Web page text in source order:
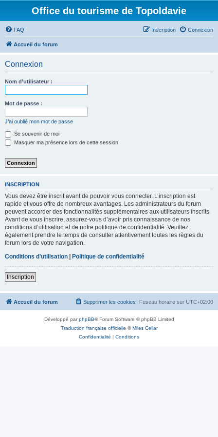
Office du tourisme de Topoldavie
FAQ Connexion
Inscription
Accueil du forum
Connexion
Nom d’utilisateur :
Mot de passe :
J’ai oublié mon mot de passe
Se souvenir de moi
Masquer ma présence lors de cette session
INSCRIPTION
Vous devez être inscrit avant de pouvoir vous connecter. L’inscription est
rapide et vous offre de nombreux avantages. Les administrateurs du forum
peuvent accorder des fonctionnalités supplémentaires aux utilisateurs inscrits.
Avant de vous inscrire, assurez-vous d’avoir pris connaissance de nos
conditions d’utilisation et de notre politique de confidentialité. Veuillez
également prendre le temps de consulter attentivement toutes les règles du
forum lors de votre navigation.
Conditions d’utilisation | Politique de confidentialité
Inscription
Accueil du forum Fuseau horaire sur UTC+02:00
Supprimer les cookies
Développé parphpBB® Forum Software © phpBB Limited
Traduction française officielle ©Miles Cellar
Confidentialité | Conditions